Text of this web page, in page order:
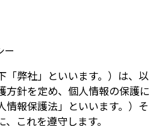
ー
「弊社」といいます。）は、以
方針を定め、個人情報の保護に
情報保護法」といいます。）そ
これを遵守します。